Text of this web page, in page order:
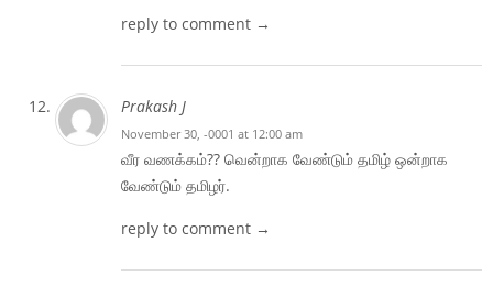
reply to comment →
Prakash J
November 30, -0001 at 12:00 am
வீர வணக்கம்?? வென்றாக வேண்டும் தமிழ் ஒன்றாக
வேண்டும் தமிழர்.
reply to comment →